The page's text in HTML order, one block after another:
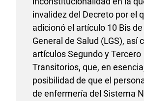
invalidez del Decreto por el
adicionó el artículo 10 Bis
General de Salud (LGS), así
artículos Segundo y Tercero
Transitorios, que, en
posibilidad de que el
de enfermería del Sistema